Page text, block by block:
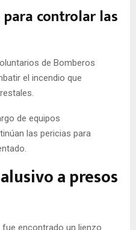
controlar las
de Bomberos
el incendio que
de equipos
las pericias para
a presos